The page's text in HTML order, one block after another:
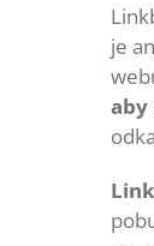
je
aby